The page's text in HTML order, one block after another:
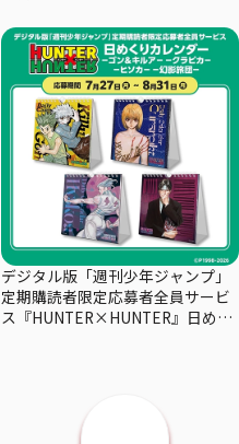
デジタル版「週刊少年ジャンプ」
定期購読者限定応募者全員サービ
ス『HUNTER×HUNTER』日めく